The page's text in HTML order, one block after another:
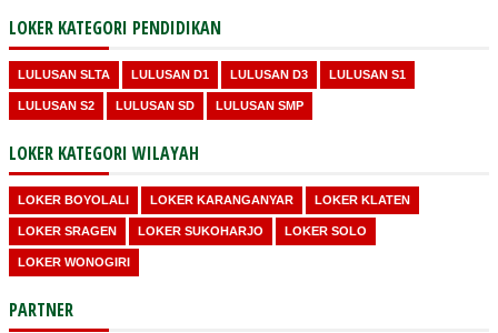
LOKER KATEGORI PENDIDIKAN
LULUSAN SLTA LULUSAN D1 LULUSAN D3 LULUSAN S1
LULUSAN S2 LULUSAN SD LULUSAN SMP
LOKER KATEGORI WILAYAH
LOKER BOYOLALI LOKER KARANGANYAR LOKER KLATEN
LOKER SRAGEN LOKER SUKOHARJO LOKER SOLO
LOKER WONOGIRI
PARTNER